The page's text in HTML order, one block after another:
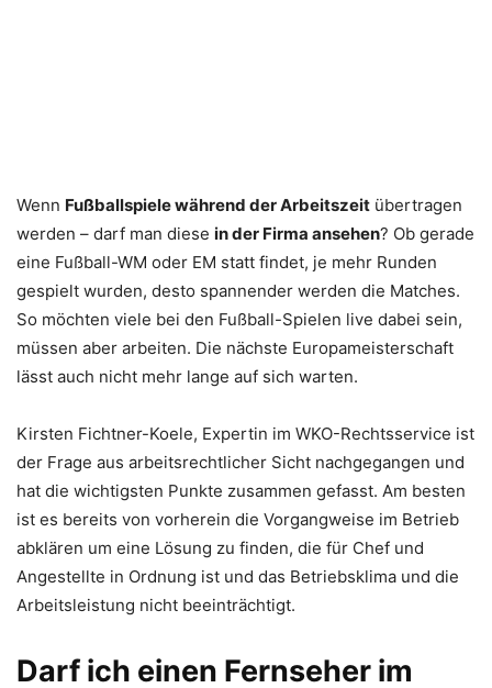
Wenn Fußballspiele während der Arbeitszeit übertragen
werden – darf man diese in der Firma ansehen? Ob gerade
eine Fußball-WM oder EM statt findet, je mehr Runden
gespielt wurden, desto spannender werden die Matches.
So möchten viele bei den Fußball-Spielen live dabei sein,
müssen aber arbeiten. Die nächste Europameisterschaft
lässt auch nicht mehr lange auf sich warten.
Kirsten Fichtner-Koele, Expertin im WKO-Rechtsservice ist
der Frage aus arbeitsrechtlicher Sicht nachgegangen und
hat die wichtigsten Punkte zusammen gefasst. Am besten
ist es bereits von vorherein die Vorgangweise im Betrieb
abklären um eine Lösung zu finden, die für Chef und
Angestellte in Ordnung ist und das Betriebsklima und die
Arbeitsleistung nicht beeinträchtigt.
Darf ich einen Fernseher im